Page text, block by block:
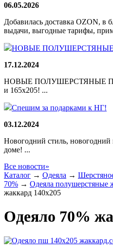
06.05.2026
Добавилась доставка OZON, в
выдачи, выгодные тарифы,
НОВЫЕ
17.12.2024
НОВЫЕ ПОЛУШЕРСТЯНЫЕ
и 165х205! ...
Спешим за подарками к НГ!
03.12.2024
Новогодний стиль,
доме! ...
Все новости»
Каталог → Одеяла →
70% → Одеяла полушерстяные
жаккард 140х205
Одеяло 70%